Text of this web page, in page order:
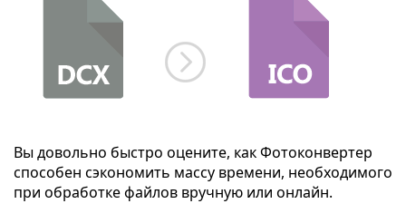
Вы довольно быстро оцените, как Фотоконвертер
способен сэкономить массу времени, необходимого
при обработке файлов вручную или онлайн.